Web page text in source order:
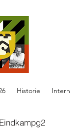
Historie Intern
Eindkampg2